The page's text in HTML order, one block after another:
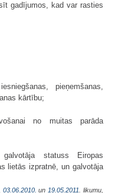
gadījumos, kad var rasties
pieņemšanas,
kārtību;
no muitas parāda
statuss Eiropas
lietās izpratnē, un galvotāja
03.06.2010. un19.05.2011. likumu,